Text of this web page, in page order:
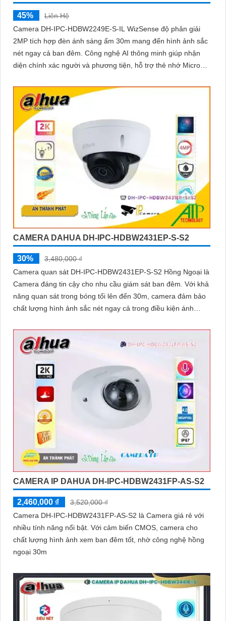
45%
Liên Hệ
Camera DH-IPC-HDBW2249E-S-IL WizSense độ phân giải
2MP tích hợp đèn ánh sáng ấm 30m mang đến hình ảnh sắc
nét ngay cả ban đêm. Công nghệ AI thông minh giúp nhận
diện chính xác người và phương tiện, hỗ trợ thẻ nhớ Micro
CAMERA DAHUA DH-IPC-HDBW2431EP-S-S2
30%
3,480,000 ₫
Camera quan sát DH-IPC-HDBW2431EP-S-S2 Hồng Ngoại là
Camera đáng tin cậy cho nhu cầu giám sát ban đêm. Với khả
năng quan sát trong bóng tối lên đến 30m, camera đảm bảo
chất lượng hình ảnh sắc nét ngay cả trong điều kiện ánh
CAMERA IP DAHUA DH-IPC-HDBW2431FP-AS-S2
2,460,000 ₫
3,520,000 ₫
Camera DH-IPC-HDBW2431FP-AS-S2 là Camera giá rẻ với
nhiều tính năng nổi bật. Với cảm biến CMOS, camera cho
chất lượng hình ảnh xem ban đêm tốt, nhờ công nghệ hồng
ngoại 30m